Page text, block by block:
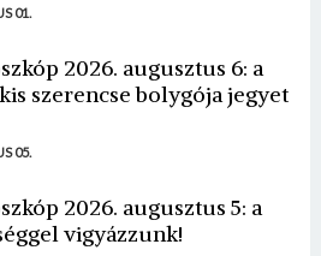
01.
2026. augusztus 6: a
szerencse bolygója jegyet
05.
2026. augusztus 5: a
vigyázzunk!